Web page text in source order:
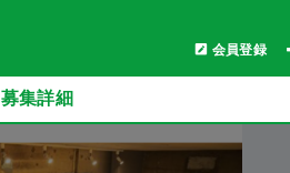
会員登録
募集詳細